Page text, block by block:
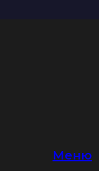
Меню